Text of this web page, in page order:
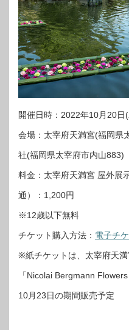
開催日時：2022年10月20
会場：太宰府天満宮(福岡県
社(福岡県太宰府市内山883)
料金：太宰府天満宮 屋外展
通）：1,200円
※12歳以下無料
チケット購入方法： 電子チ
※紙チケットは、太宰府天
「Nicolai Bergmann
10月23日の期間販売予定